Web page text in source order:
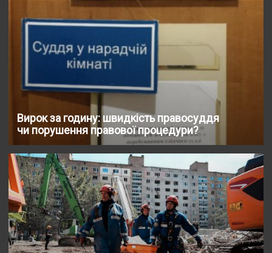
Вирок за годину: швидкість правосуддя
чи порушення правової процедури?